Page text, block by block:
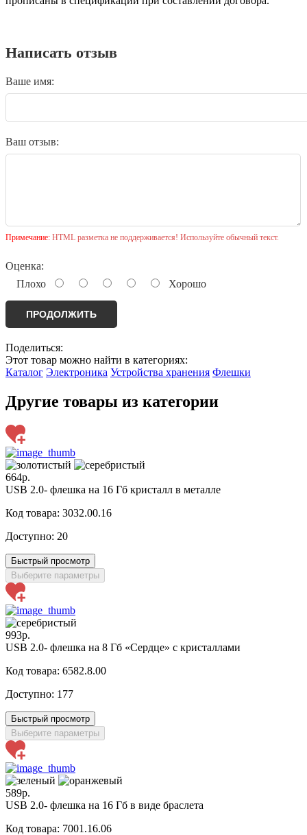
Написать отзыв
Ваше имя:
Ваш отзыв:
Примечание: HTML разметка не поддерживается! Используйте обычный текст.
Оценка:
Плохо
Хорошо
ПРОДОЛЖИТЬ
Поделиться:
Этот товар можно найти в категориях:
Каталог Электроника Устройства хранения Флешки
Другие товары из категории
664р.
USB 2.0- флешка на 16 Гб кристалл в металле
Код товара: 3032.00.16
Доступно: 20
Быстрый просмотр
Выберите параметры
993р.
USB 2.0- флешка на 8 Гб «Сердце» с кристаллами
Код товара: 6582.8.00
Доступно: 177
Быстрый просмотр
Выберите параметры
589р.
USB 2.0- флешка на 16 Гб в виде браслета
Код товара: 7001.16.06